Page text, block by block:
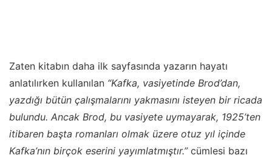
Zaten kitabın daha ilk sayfasında yazarın hayatı
anlatılırken kullanılan “Kafka, vasiyetinde Brod’dan,
yazdığı bütün çalışmalarını yakmasını isteyen bir ricada
bulundu. Ancak Brod, bu vasiyete uymayarak, 1925’ten
itibaren başta romanları olmak üzere otuz yıl içinde
Kafka’nın birçok eserini yayımlatmıştır.”cümlesi bazı